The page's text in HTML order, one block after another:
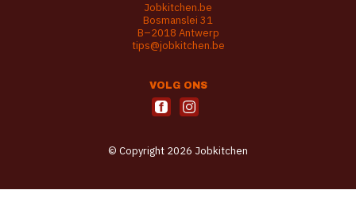
Jobkitchen.be
Bosmanslei 31
B–2018 Antwerp
tips@jobkitchen.be
VOLG ONS
© Copyright 2026 Jobkitchen